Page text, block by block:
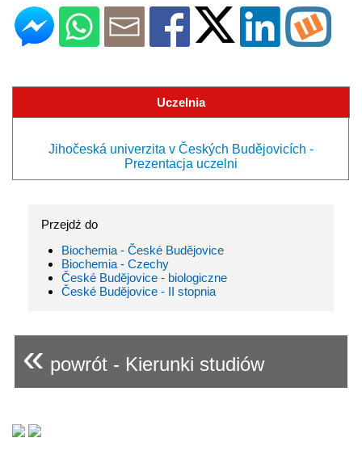
Uczelnia
Jihočeská univerzita v Českých Budějovicích -
Prezentacja uczelni
Przejdź do
Biochemia - České Budějovice
Biochemia - Czechy
České Budějovice - biologiczne
České Budějovice - II stopnia
« powrót - Kierunki studiów